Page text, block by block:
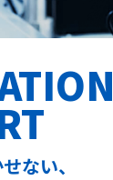
ない、